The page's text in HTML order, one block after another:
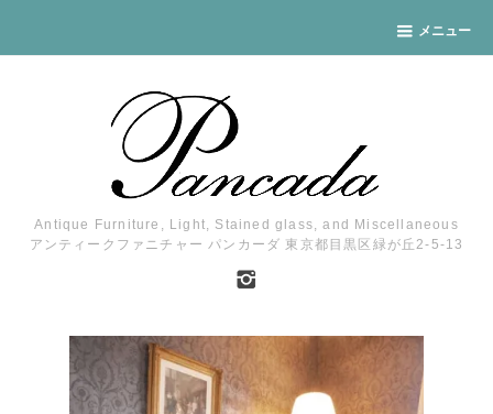
メニュー
Antique Furniture, Light, Stained glass, and Miscellaneous
アンティークファニチャー パンカーダ 東京都目黒区緑が丘2-5-13